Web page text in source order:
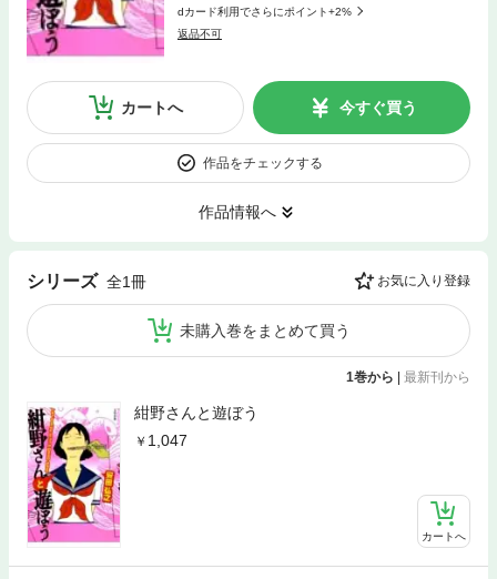
dカード利用でさらにポイント+2%
返品不可
カートへ 今すぐ買う
作品をチェックする
作品情報へ
シリーズ 全1冊 お気に入り登録
未購入巻をまとめて買う
1巻から 最新刊から
紺野さんと遊ぼう
1,047
カートへ